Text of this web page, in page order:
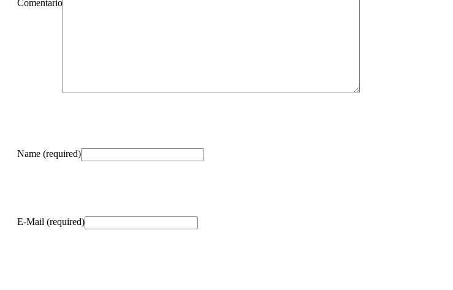
Name (required)
E-Mail (required)
Comentario